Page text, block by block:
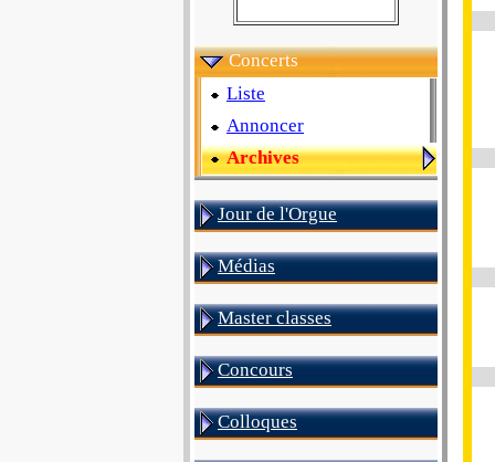
Concerts
Liste
Annoncer
Archives
Jour de l'Orgue
Médias
Master classes
Concours
Colloques